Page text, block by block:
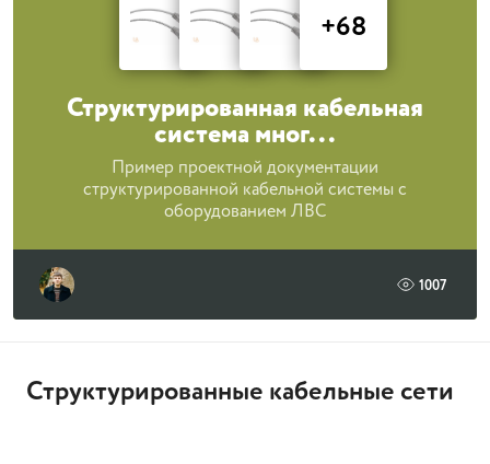
+68
Структурированная кабельная
система мног...
Пример проектной документации
структурированной кабельной системы с
оборудованием ЛВС
1007
Структурированные кабельные сети